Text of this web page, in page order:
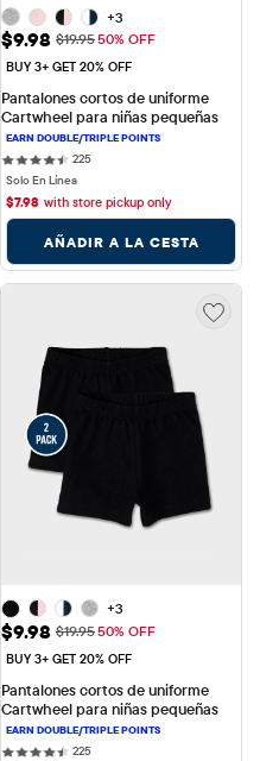
+3
Precio de venta: $9.98
$9.98 Precio original: $19.95
$19.9550% OFF
BUY 3+ GET 20% OFF
Pantalones cortos de uniforme
Cartwheel para niñas pequeñas
225225 reviews
Solo En Línea
$7.98 with store pickup only
AÑADIR A LA CESTA
+3
Precio de venta: $9.98
$9.98 Precio original: $19.95
$19.9550% OFF
BUY 3+ GET 20% OFF
Pantalones cortos de uniforme
Cartwheel para niñas pequeñas
225225 reviews